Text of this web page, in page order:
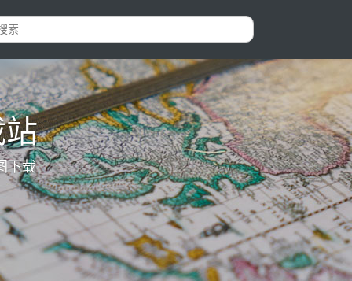
下载